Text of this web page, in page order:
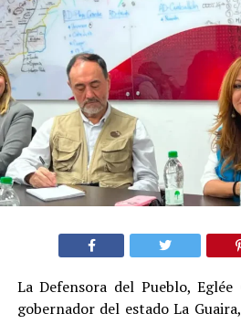
La Defensora del Pueblo,
gobernador del estado La